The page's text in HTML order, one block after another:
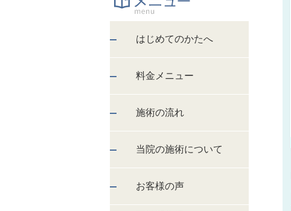
はじめてのかたへ
料金メニュー
施術の流れ
当院の施術について
お客様の声